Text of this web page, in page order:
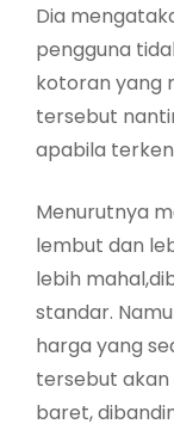
Dia
pengguna
kotoran yang
tersebut
apabila
Menurutnya
lembut dan
lebih
standar.
harga yang
tersebut
baret,